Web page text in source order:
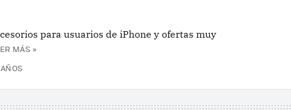
para usuarios de iPhone y ofertas muy
MÁS »